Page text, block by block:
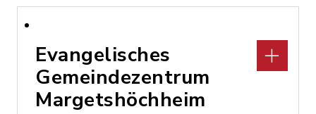
Evangelisches
Gemeindezentrum
Margetshöchheim